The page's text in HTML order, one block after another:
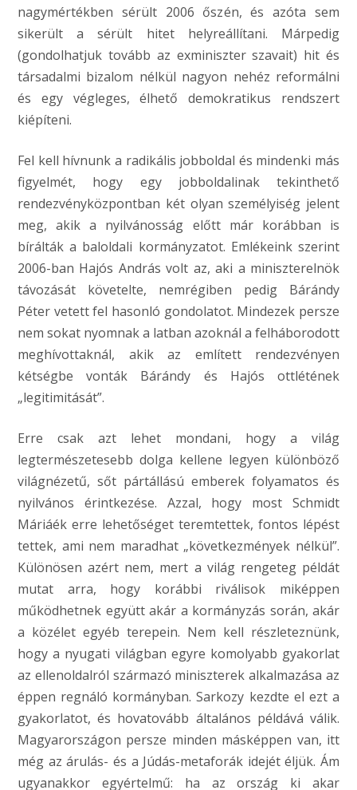
nagymértékben sérült 2006 őszén, és azóta sem
sikerült a sérült hitet helyreállítani. Márpedig
(gondolhatjuk tovább az exminiszter szavait) hit és
társadalmi bizalom nélkül nagyon nehéz reformálni
és egy végleges, élhető demokratikus rendszert
kiépíteni.
Fel kell hívnunk a radikális jobboldal és mindenki más
figyelmét, hogy egy jobboldalinak tekinthető
rendezvényközpontban két olyan személyiség jelent
meg, akik a nyilvánosság előtt már korábban is
bírálták a baloldali kormányzatot. Emlékeink szerint
2006-ban Hajós András volt az, aki a miniszterelnök
távozását követelte, nemrégiben pedig Bárándy
Péter vetett fel hasonló gondolatot. Mindezek persze
nem sokat nyomnak a latban azoknál a felháborodott
meghívottaknál, akik az említett rendezvényen
kétségbe vonták Bárándy és Hajós ottlétének
„legitimitását”.
Erre csak azt lehet mondani, hogy a világ
legtermészetesebb dolga kellene legyen különböző
világnézetű, sőt pártállású emberek folyamatos és
nyilvános érintkezése. Azzal, hogy most Schmidt
Máriáék erre lehetőséget teremtettek, fontos lépést
tettek, ami nem maradhat „következmények nélkül”.
Különösen azért nem, mert a világ rengeteg példát
mutat arra, hogy korábbi riválisok miképpen
működhetnek együtt akár a kormányzás során, akár
a közélet egyéb terepein. Nem kell részleteznünk,
hogy a nyugati világban egyre komolyabb gyakorlat
az ellenoldalról származó miniszterek alkalmazása az
éppen regnáló kormányban. Sarkozy kezdte el ezt a
gyakorlatot, és hovatovább általános példává válik.
Magyarországon persze minden másképpen van, itt
még az árulás- és a Júdás-metaforák idejét éljük. Ám
ugyanakkor egyértelmű: ha az ország ki akar